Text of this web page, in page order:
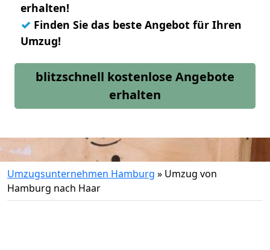
erhalten!
✓ Finden Sie das beste Angebot für Ihren
Umzug!
blitzschnell kostenlose Angebote
erhalten
Umzugsunternehmen Hamburg » Umzug von
Hamburg nach Haar